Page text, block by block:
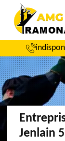
Jenlain